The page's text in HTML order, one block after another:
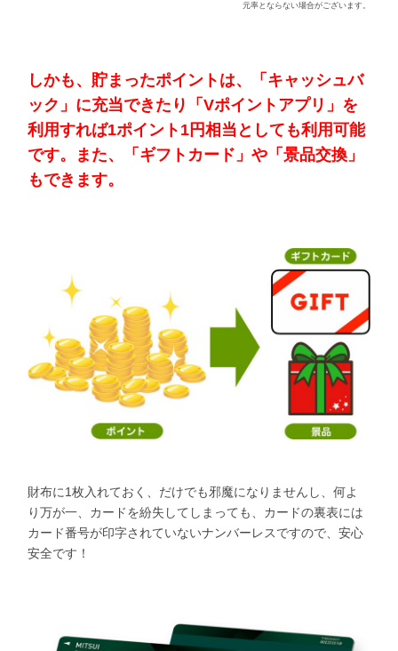
元率とならない場合がございます。
しかも、貯まったポイントは、「キャッシュバ
ック」に充当できたり「Vポイントアプリ」を
利用すれば1ポイント1円相当としても利用可能
です。また、「ギフトカード」や「景品交換」
もできます。
財布に1枚入れておく、だけでも邪魔になりませんし、何よ
り万が一、カードを紛失してしまっても、カードの裏表には
カード番号が印字されていないナンバーレスですので、安心
安全です！